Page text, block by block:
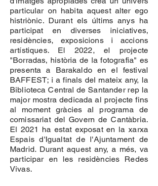
particular on habita aquest alter ego
histriònic. Durant els últims anys ha
participat en diverses iniciatives,
residències, exposicions i accions
artístiques. El 2022, el projecte
"Borradas, història de la fotografia" es
presenta a Barakaldo en el festival
BAFFEST; i a finals del mateix any, la
Biblioteca Central de Santander rep la
major mostra dedicada al projecte fins
al moment gràcies al programa de
comissariat del Govern de Cantàbria.
El 2021 ha estat exposat en la xarxa
Espais d'Igualtat de l'Ajuntament de
Madrid. Durant aquest any, a més, va
participar en les residències Redes
Vivas.